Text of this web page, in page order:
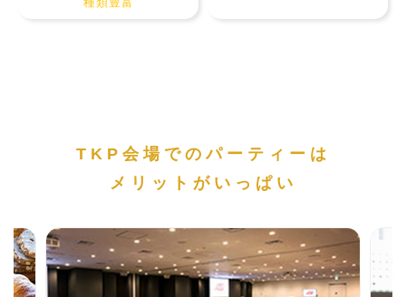
種類豊富
TKP会場でのパーティーは
メリットがいっぱい